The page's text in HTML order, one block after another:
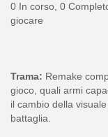
0 In corso, 0
giocare
Trama: Remake
gioco, quali armi
il cambio della
battaglia.